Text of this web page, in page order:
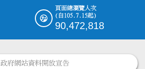
頁面總瀏覽人次
(自105.7.15起)
90,472,818
政府網站資料開放宣告